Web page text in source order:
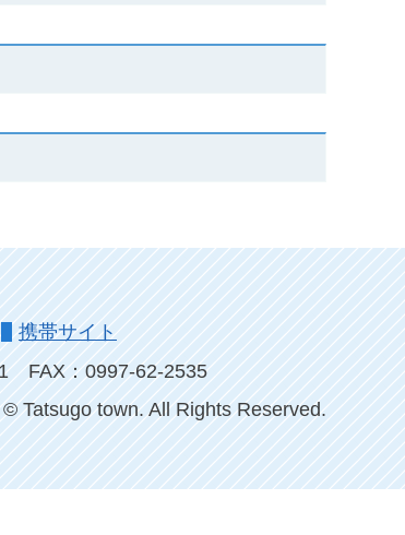
携帯サイト
FAX：0997-62-2535
Tatsugo town. All Rights Reserved.